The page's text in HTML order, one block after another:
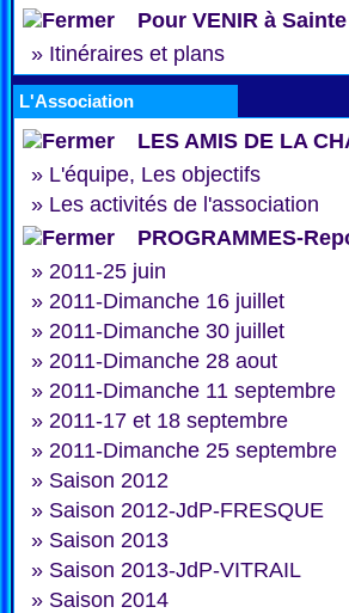
Pour VENIR à
» Itinéraires et plans
L'Association
LES AMIS DE LA
» L'équipe, Les objectifs
» Les activités de l'association
PROGRAMMES-
» 2011-25 juin
» 2011-Dimanche 16 juillet
» 2011-Dimanche 30 juillet
» 2011-Dimanche 28 aout
» 2011-Dimanche 11 septembre
» 2011-17 et 18 septembre
» 2011-Dimanche 25 septembre
» Saison 2012
» Saison 2012-JdP-FRESQUE
» Saison 2013
» Saison 2013-JdP-VITRAIL
» Saison 2014